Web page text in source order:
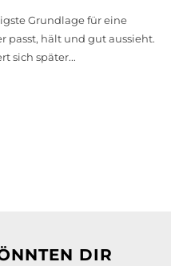
Grundlage für eine
passt, hält und gut aussieht.
sich später...
DIR